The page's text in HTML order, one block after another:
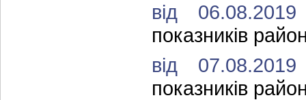
від
показників
від
показників